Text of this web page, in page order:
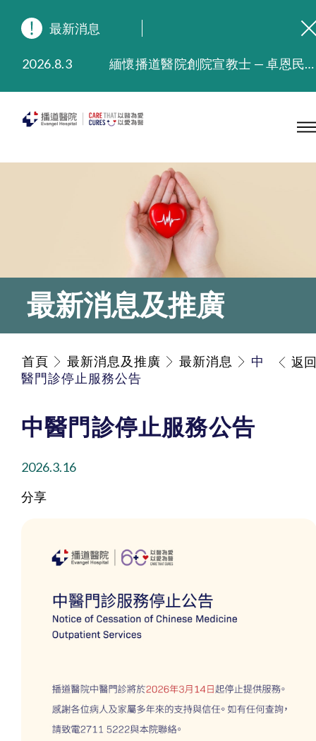
最新消息
2026.8.3
緬懷播道醫院創院宣教士 — 卓恩民醫生香港追思會
2025.9.23
本院在暴雨或颱風警告信號 (包括黑色暴雨及8號或以上熱帶氣旋警告信號) 下，仍會維持有限度服務。如有查詢，可致電2711 5222。
2025.7.21
播道醫院手機App已推出查閱病歷記錄及求診資料功能，請即下載
最新消息及推廣
首頁 最新消息及推廣 最新消息
中
醫門診停止服務公告
返回
中醫門診停止服務公告
2026.3.16
分享